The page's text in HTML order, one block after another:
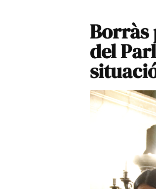
Borràs
del